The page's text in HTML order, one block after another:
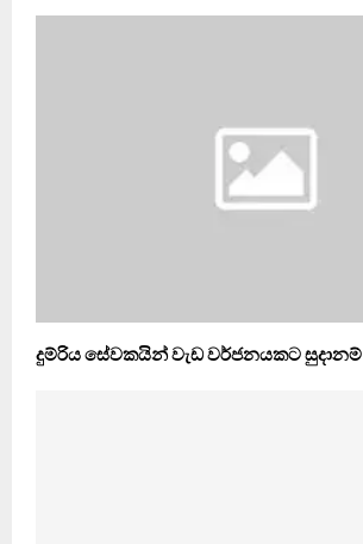
දුම්රිය සේවකයින් වැඩ වර්ජනයකට සුදානම්